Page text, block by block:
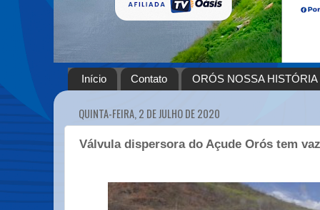
Início Contato ORÓS NOSSA HISTÓRIA
QUINTA-FEIRA, 2 DE JULHO DE 2020
Válvula dispersora do Açude Orós tem